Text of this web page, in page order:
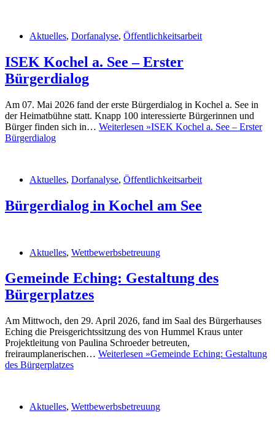
Aktuelles, Dorfanalyse, Öffentlichkeitsarbeit
ISEK Kochel a. See – Erster
Bürgerdialog
Am 07. Mai 2026 fand der erste Bürgerdialog in Kochel a. See in
der Heimatbühne statt. Knapp 100 interessierte Bürgerinnen und
Bürger finden sich in… Weiterlesen »ISEK Kochel a. See – Erster
Bürgerdialog
Aktuelles, Dorfanalyse, Öffentlichkeitsarbeit
Bürgerdialog in Kochel am See
Aktuelles, Wettbewerbsbetreuung
Gemeinde Eching: Gestaltung des
Bürgerplatzes
Am Mittwoch, den 29. April 2026, fand im Saal des Bürgerhauses
Eching die Preisgerichtssitzung des von Hummel Kraus unter
Projektleitung von Paulina Schroeder betreuten,
freiraumplanerischen… Weiterlesen »Gemeinde Eching: Gestaltung
des Bürgerplatzes
Aktuelles, Wettbewerbsbetreuung